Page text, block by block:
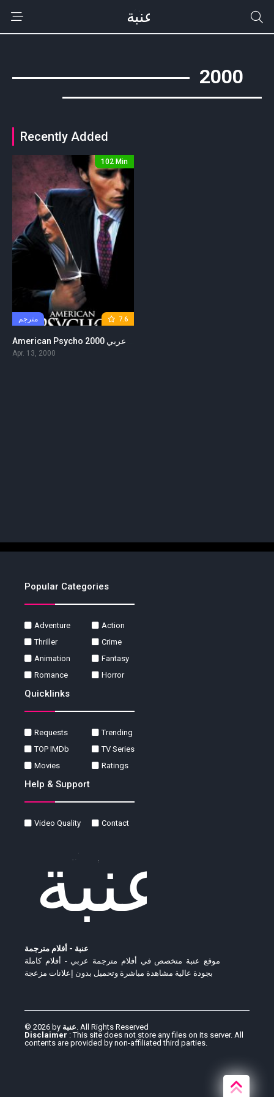
2000
Recently Added
7.6 مترجم
102 Min
Apr. 13, 2000
Popular Categories
Adventure
Action
Thriller
Crime
Animation
Fantasy
Romance
Horror
Quicklinks
Requests
Trending
TOP IMDb
TV Series
Movies
Ratings
Help & Support
Video Quality Contact
عنبة - أفلام مترجمة
موقع عنبة متخصص في أفلام مترجمة عربي - أفلام كاملة
بجودة عالية مشاهدة مباشرة وتحميل بدون إعلانات مزعجة
© 2026 by عنبة. All Rights Reserved
Disclaimer : This site does not store any files on its server. All
contents are provided by non-affiliated third parties.